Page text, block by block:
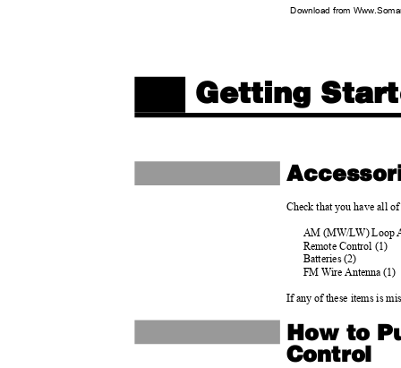
Download from
Getting
Check that you have all
AM (MW/LW) Loop
Remote Control (1)
Batteries (2)
FM Wire Antenna (1)
If any of these items is
How to
Control